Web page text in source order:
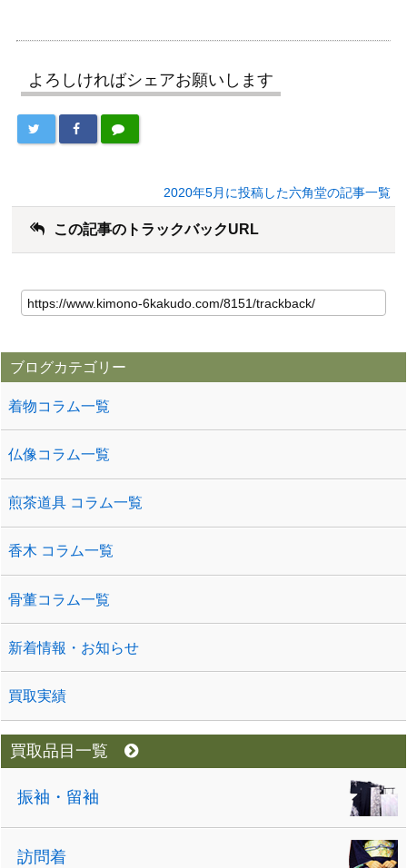
よろしければシェアお願いします
2020年5月に投稿した六角堂の記事一覧
この記事のトラックバックURL
ブログカテゴリー
着物コラム一覧
仏像コラム一覧
煎茶道具 コラム一覧
香木 コラム一覧
骨董コラム一覧
新着情報・お知らせ
買取実績
買取品目一覧
振袖・留袖
訪問着